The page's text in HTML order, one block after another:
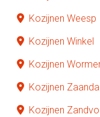
Kozijnen Weesp
Kozijnen Winkel
Kozijnen
Kozijnen
Kozijnen